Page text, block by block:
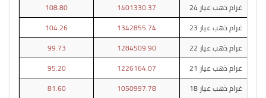
غرام ذهب عيار 24
1401330.37
108.80
غرام ذهب عيار 23
1342855.74
104.26
غرام ذهب عيار 22
1284509.90
99.73
غرام ذهب عيار 21
1226164.07
95.20
غرام ذهب عيار 18
1050997.78
81.60